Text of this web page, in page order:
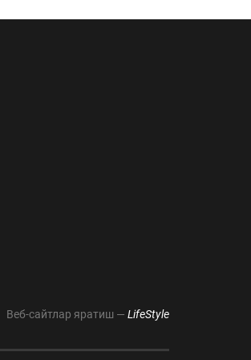
Веб-сайтлар яратиш — LifeStyle